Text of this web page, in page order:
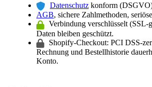
Datenschutz konform
AGB, sichere Zahlmethoden,
Verbindung verschlüsselt (SSL-
Daten bleiben geschützt.
Shopify-Checkout: PCI DSS-
Rechnung und Bestellhistorie
Konto.